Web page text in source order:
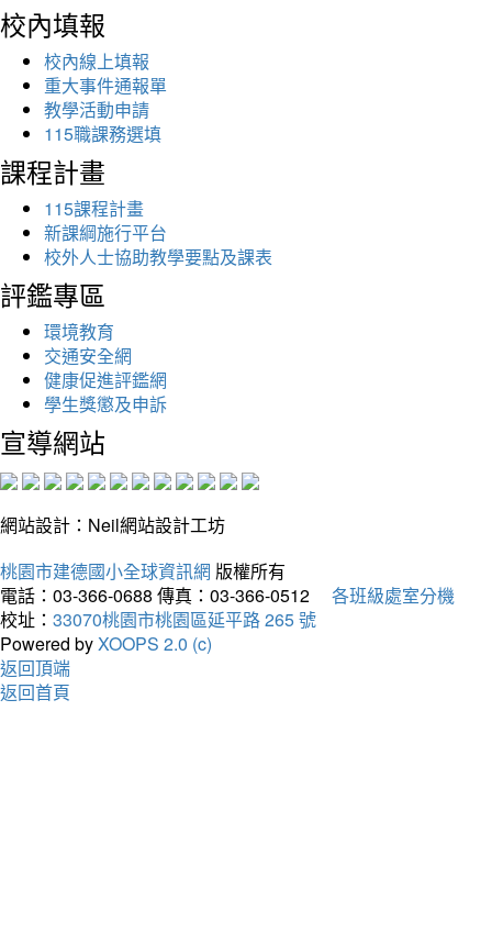
校內填報
校內線上填報
重大事件通報單
教學活動申請
115職課務選填
課程計畫
115課程計畫
新課綱施行平台
校外人士協助教學要點及課表
評鑑專區
環境教育
交通安全網
健康促進評鑑網
學生獎懲及申訴
宣導網站
網站設計：Neil網站設計工坊
桃園市建德國小全球資訊網 版權所有
電話：03-366-0688 傳真：03-366-0512
各班級處室分機
校址： 33070桃園市桃園區延平路 265 號
Powered byXOOPS 2.0 (c)
返回頂端
返回首頁